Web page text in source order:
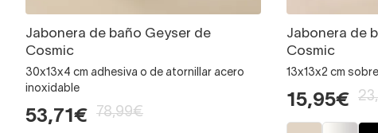
Jabonera de baño Geyser de
Cosmic
30x13x4 cm adhesiva o de atornillar acero
inoxidable
53,71€ 78,99€
Jabonera de
Cosmic
13x13x2 cm
15,95€